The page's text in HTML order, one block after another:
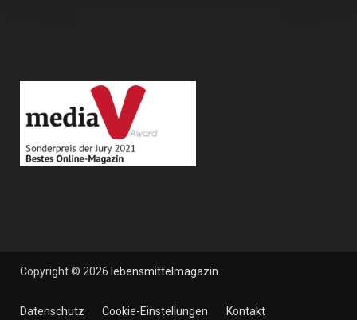
Copyright © 2026 lebensmittelmagazin
Datenschutz Cookie-Einstellungen Kontakt